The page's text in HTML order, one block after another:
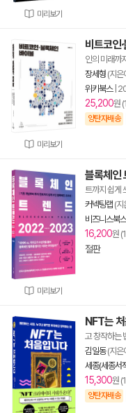
미리보기
미리보기
비트코인
인의 미래까
장세형 (지은
위키북스|
25,200원
양탄자배송
미리보기
블록체
트까지 쉽게
커넥팅랩 (지
비즈니스북스
16,200원
절판
NFT는
고 창작하는
김일동(지은
세종(세종서
15,300원
양탄자배송